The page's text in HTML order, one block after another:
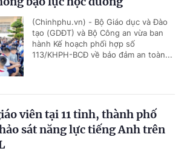
(Chinhphu.vn) - Bộ Giáo dục và Đào
tạo (GDĐT) và Bộ Công an vừa ban
hành Kế hoạch phối hợp số
113/KHPH-BCĐ về bảo đảm an toàn...
viên tại 11 tỉnh, thành phố
sát năng lực tiếng Anh trên